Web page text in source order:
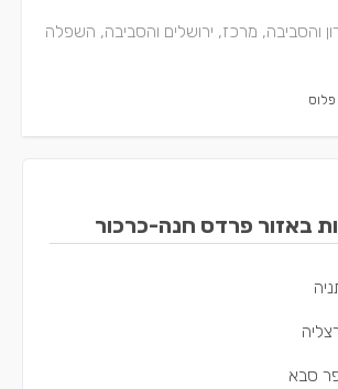
והסביבה, מרכז, ירושלים והסביבה, השפלה
פלוס
באזור פרדס חנה-כרכור
סבא